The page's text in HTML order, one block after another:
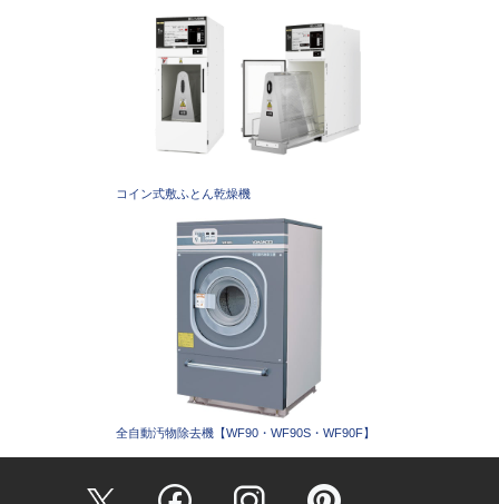
コイン式敷ふとん乾燥機
全自動汚物除去機【WF90・WF90S・WF90F】